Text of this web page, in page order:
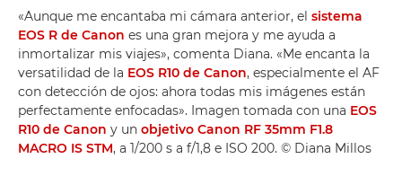
«Aunque me encantaba mi cámara anterior, el sistema
EOS R de Canon es una gran mejora y me ayuda a
inmortalizar mis viajes», comenta Diana. «Me encanta la
versatilidad de la EOS R10 de Canon, especialmente el AF
con detección de ojos: ahora todas mis imágenes están
perfectamente enfocadas». Imagen tomada con una EOS
R10 de Canon y un objetivo Canon RF 35mm F1.8
MACRO IS STM, a 1/200 s a f/1,8 e ISO 200. © Diana Millos